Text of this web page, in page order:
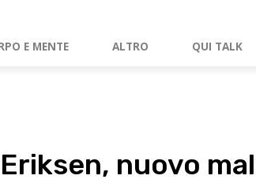
E MENTE ALTRO QUI TALK
nuovo